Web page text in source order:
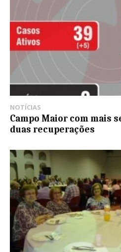
NOTÍCIAS
Campo Maior com mais
duas recuperações